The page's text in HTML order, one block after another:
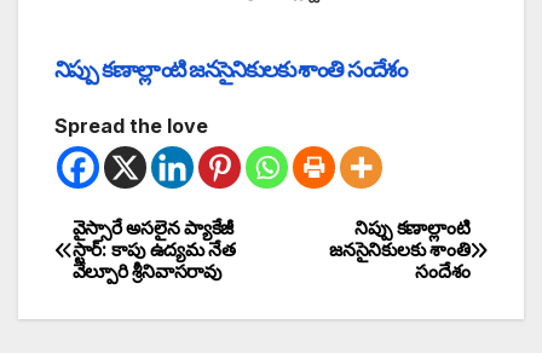
నిప్పు కణాల్లాంటి జనసైనికులకు శాంతి సందేశం
Spread the love
నిప్పు కణాల్లాంటి
జనసైనికులకు శాంతి
సందేశం
వైస్సారే అసలైన ప్యాకేజీ
స్టార్: కాపు ఉద్యమ నేత
వేల్పూరి శ్రీనివాసరావు